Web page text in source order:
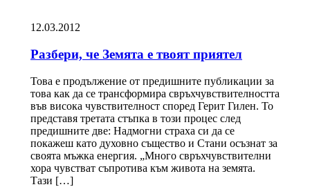
12.03.2012
Разбери, че Земята е твоят приятел
Това е продължение от предишните публикации за
това как да се трансформира свръхчувствителността
във висока чувствителност според Герит Гилен. То
представя третата стъпка в този процес след
предишните две: Надмогни страха си да се
покажеш като духовно същество и Стани осъзнат за
своята мъжка енергия. „Много свръхчувствителни
хора чувстват съпротива към живота на земята.
Тази […]